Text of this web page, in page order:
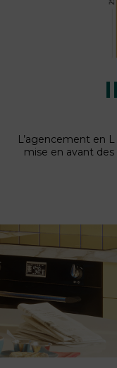
L’agencement en
mise en avant